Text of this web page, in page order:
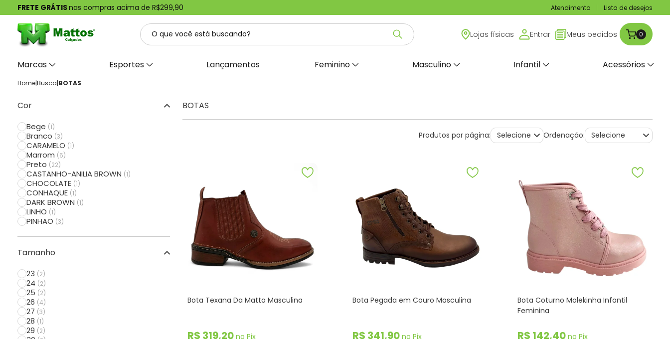
FRETE GRÁTISnas compras acima de R$299,90 Atendimento Lista de desejos
Lojas físicas Entrar Meus pedidos 0
Marcas Esportes Lançamentos Feminino Masculino Infantil Acessórios
Home|Busca|BOTAS
Cor
Bege (1)
Branco (3)
CARAMELO (1)
Marrom (6)
Preto (22)
CASTANHO-ANILIA BROWN (1)
CHOCOLATE (1)
CONHAQUE (1)
DARK BROWN (1)
LINHO (1)
PINHAO (3)
RISTRETTO
TERRACOTA
Tamanho
23 (2)
24 (2)
25 (2)
26 (4)
27 (3)
28 (1)
29 (2)
BOTAS
Produtos por página: Ordenação:
Bota Texana Da Matta Masculina
R$ 319,20 no Pix
Bota Pegada em Couro Masculina
R$ 341,90 no Pix
Bota Coturno Molekinha Infantil
Feminina
R$ 142,40 no Pix